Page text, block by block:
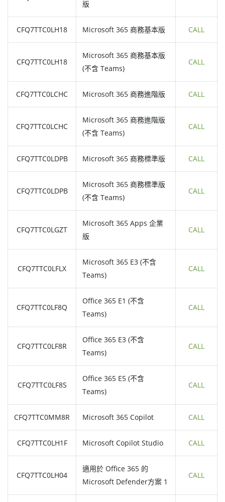
版
CFQ7TTC0LH18 Microsoft 365 商務基本版 CALL
CFQ7TTC0LH18
Microsoft 365 商務基本版
(不含 Teams)
CALL
CFQ7TTC0LCHC Microsoft 365 商務進階版 CALL
CFQ7TTC0LCHC
Microsoft 365 商務進階版
(不含 Teams)
CALL
CFQ7TTC0LDPB Microsoft 365 商務標準版 CALL
CFQ7TTC0LDPB
Microsoft 365 商務標準版
(不含 Teams)
CALL
CFQ7TTC0LGZT
Microsoft 365 Apps 企業
版
CALL
CFQ7TTC0LFLX
Microsoft 365 E3 (不含
Teams)
CALL
CFQ7TTC0LF8Q
Office 365 E1 (不含
Teams)
CALL
CFQ7TTC0LF8R
Office 365 E3 (不含
Teams)
CALL
CFQ7TTC0LF8S
Office 365 E5 (不含
Teams)
CALL
CFQ7TTC0MM8R Microsoft 365 Copilot CALL
CFQ7TTC0LH1F Microsoft Copilot Studio CALL
CFQ7TTC0LH04
適用於 Office 365 的
Microsoft Defender方案 1
CALL